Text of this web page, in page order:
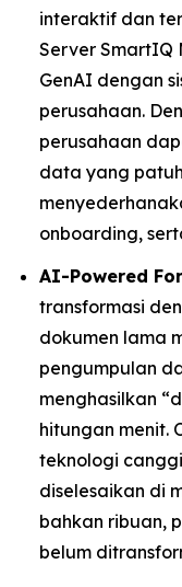
interaktif dan
Server SmartIQ
GenAI dengan
perusahaan.
perusahaan
data yang
onboarding,
AI-Powered
transformasi
dokumen lama
pengumpulan
menghasilkan
hitungan menit.
teknologi
diselesaikan di
bahkan ribuan,
belum